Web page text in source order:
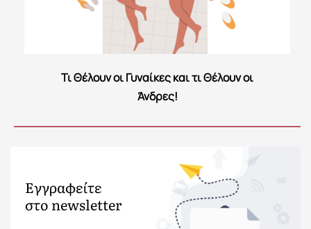
Τι Θέλουν οι Γυναίκες και τι Θέλουν οι
Άνδρες!
Εγγραφείτε
στο newsletter